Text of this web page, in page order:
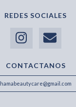
REDES SOCIALES
CONTACTANOS
hamabeautycare@gmail.com